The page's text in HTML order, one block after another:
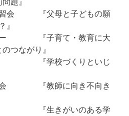
習会 『父母と子どもの願
』
ナー 『子育て・教育に大
つながり』
会 『学校づくりといじ
修会 『教師に向き不向き
会 『生きがいのある学